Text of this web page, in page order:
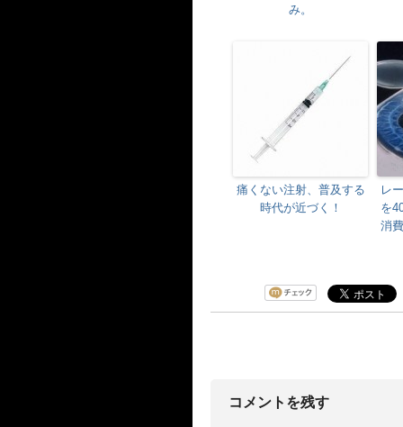
み。
痛くない注射、普及する
時代が近づく！
レ
を
消
コメントを残す